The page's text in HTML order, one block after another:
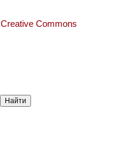
Creative Commons